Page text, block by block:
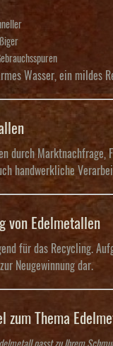
Wasser, ein mildes
durch
handwerkliche
von Edelmetallen
für das Recycling.
Neugewinnung dar.
zum Thema
passt zu Ihrem